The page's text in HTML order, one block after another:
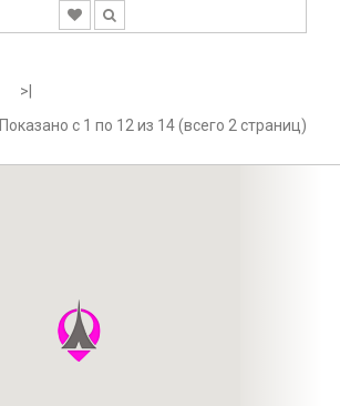
>|
Показано с 1 по 12 из 14 (всего 2 страниц)